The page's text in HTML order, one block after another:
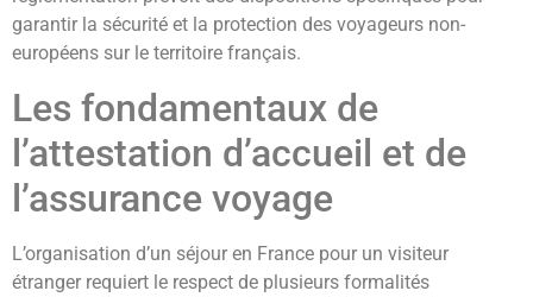
garantir la sécurité et la protection des voyageurs non-
européens sur le territoire français.
Les fondamentaux de
l’attestation d’accueil et de
l’assurance voyage
L’organisation d’un séjour en France pour un visiteur
étranger requiert le respect de plusieurs formalités